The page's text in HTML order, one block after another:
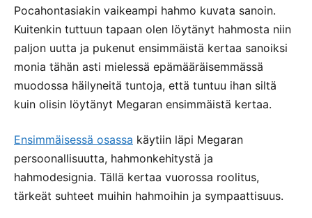
Pocahontasiakin vaikeampi hahmo kuvata sanoin.
Kuitenkin tuttuun tapaan olen löytänyt hahmosta niin
paljon uutta ja pukenut ensimmäistä kertaa sanoiksi
monia tähän asti mielessä epämääräisemmässä
muodossa häilyneitä tuntoja, että tuntuu ihan siltä
kuin olisin löytänyt Megaran ensimmäistä kertaa.
Ensimmäisessä osassa käytiin läpi Megaran
persoonallisuutta, hahmonkehitystä ja
hahmodesignia. Tällä kertaa vuorossa roolitus,
tärkeät suhteet muihin hahmoihin ja sympaattisuus.